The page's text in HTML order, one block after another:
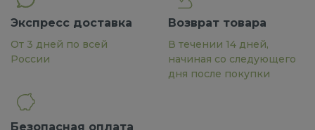
Экспресс доставка
От 3 дней по всей
России
Возврат товара
В течении 14 дней,
начиная со следующего
дня после покупки
Безопасная оплата